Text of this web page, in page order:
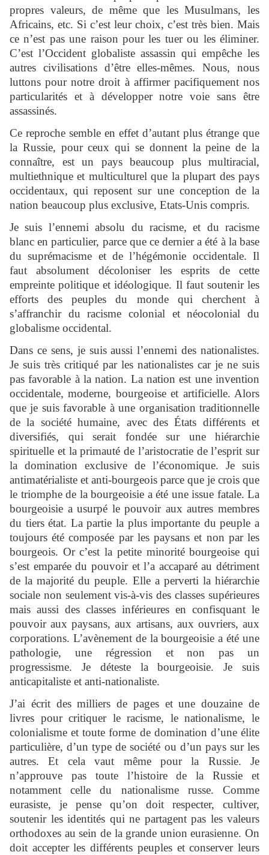
propres valeurs, de même que les Musulmans, les
Africains, etc. Si c’est leur choix, c’est très bien. Mais
ce n’est pas une raison pour les tuer ou les éliminer.
C’est l’Occident globaliste assassin qui empêche les
autres civilisations d’être elles-mêmes. Nous, nous
luttons pour notre droit à affirmer pacifiquement nos
particularités et à développer notre voie sans être
assassinés.
Ce reproche semble en effet d’autant plus étrange que
la Russie, pour ceux qui se donnent la peine de la
connaître, est un pays beaucoup plus multiracial,
multiethnique et multiculturel que la plupart des pays
occidentaux, qui reposent sur une conception de la
nation beaucoup plus exclusive, Etats-Unis compris.
Je suis l’ennemi absolu du racisme, et du racisme
blanc en particulier, parce que ce dernier a été à la base
du suprémacisme et de l’hégémonie occidentale. Il
faut absolument décoloniser les esprits de cette
empreinte politique et idéologique. Il faut soutenir les
efforts des peuples du monde qui cherchent à
s’affranchir du racisme colonial et néocolonial du
globalisme occidental.
Dans ce sens, je suis aussi l’ennemi des nationalistes.
Je suis très critiqué par les nationalistes car je ne suis
pas favorable à la nation. La nation est une invention
occidentale, moderne, bourgeoise et artificielle. Alors
que je suis favorable à une organisation traditionnelle
de la société humaine, avec des États différents et
diversifiés, qui serait fondée sur une hiérarchie
spirituelle et la primauté de l’aristocratie de l’esprit sur
la domination exclusive de l’économique. Je suis
antimatérialiste et anti-bourgeois parce que je crois que
le triomphe de la bourgeoisie a été une issue fatale. La
bourgeoisie a usurpé le pouvoir aux autres membres
du tiers état. La partie la plus importante du peuple a
toujours été composée par les paysans et non par les
bourgeois. Or c’est la petite minorité bourgeoise qui
s’est emparée du pouvoir et l’a accaparé au détriment
de la majorité du peuple. Elle a perverti la hiérarchie
sociale non seulement vis-à-vis des classes supérieures
mais aussi des classes inférieures en confisquant le
pouvoir aux paysans, aux artisans, aux ouvriers, aux
corporations. L’avènement de la bourgeoisie a été une
pathologie, une régression et non pas un
progressisme. Je déteste la bourgeoisie. Je suis
anticapitaliste et anti-nationaliste.
J’ai écrit des milliers de pages et une douzaine de
livres pour critiquer le racisme, le nationalisme, le
colonialisme et toute forme de domination d’une élite
particulière, d’un type de société ou d’un pays sur les
autres. Et cela vaut même pour la Russie. Je
n’approuve pas toute l’histoire de la Russie et
notamment celle du nationalisme russe. Comme
eurasiste, je pense qu’on doit respecter, cultiver,
soutenir les identités qui ne partagent pas les valeurs
orthodoxes au sein de la grande union eurasienne. On
doit accepter les différents peuples et conserver leurs